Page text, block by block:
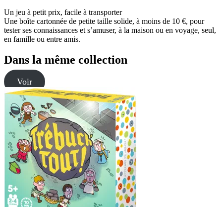
Un jeu à petit prix, facile à transporter
Une boîte cartonnée de petite taille solide, à moins de 10 €, pour
tester ses connaissances et s’amuser, à la maison ou en voyage, seul,
en famille ou entre amis.
Dans la même collection
Voir